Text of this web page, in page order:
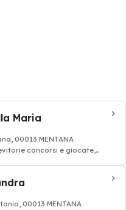
Maria
00013 MENTANA
concorsi e giocate,
00013 MENTANA